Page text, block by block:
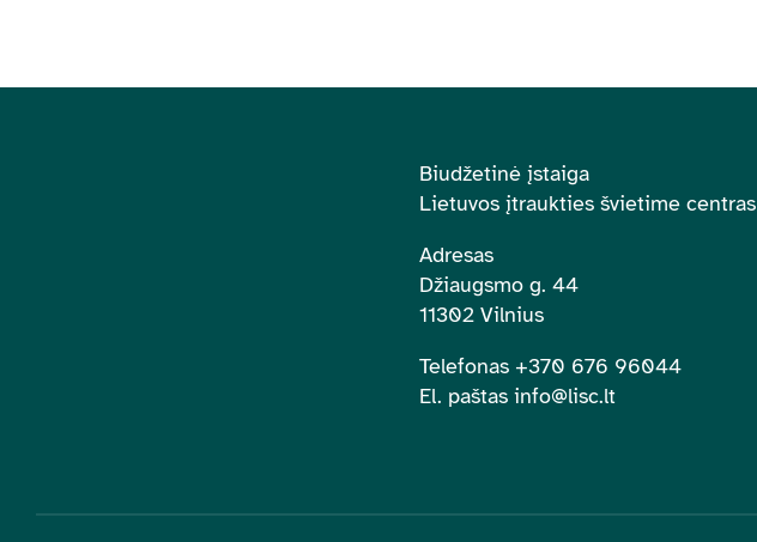
Biudžetinė įstaiga
Lietuvos įtraukties švietime centras
Adresas
Džiaugsmo g. 44
11302 Vilnius
Telefonas +370 676 96044
El. paštas info@lisc.lt